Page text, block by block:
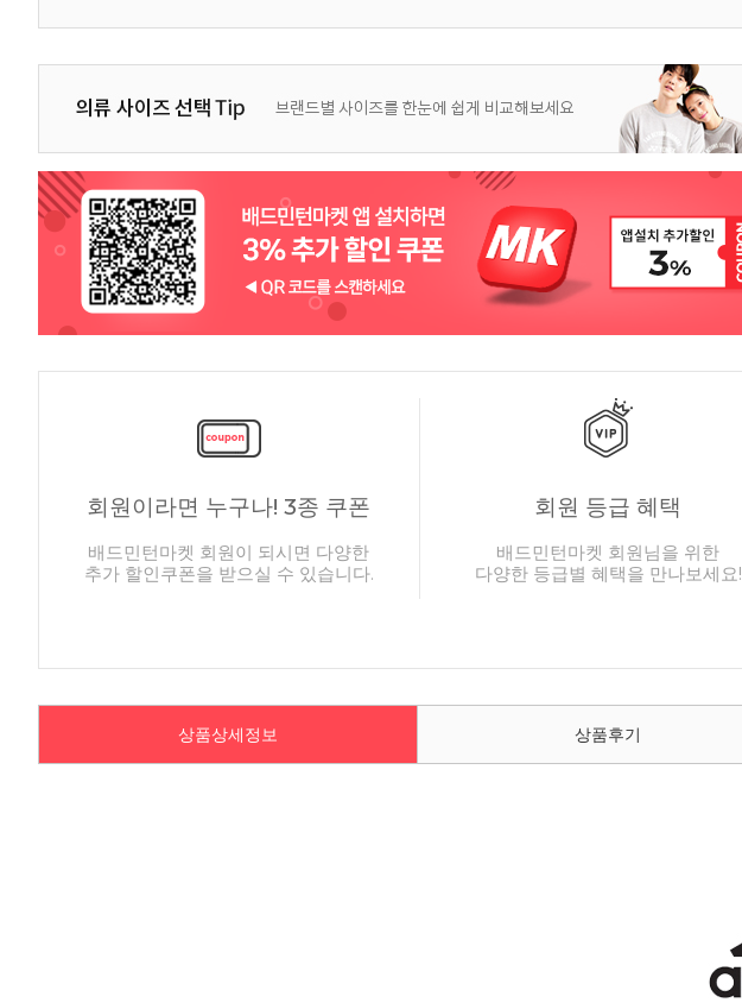
회원이라면 누구나! 3종 쿠폰
배드민턴마켓 회원이 되시면 다양한
추가 할인쿠폰을 받으실 수 있습니다.
회원 등급 혜택
배드민턴마켓 회원님을 위한
다양한 등급별 혜택을 만나보세요!
상품상세정보 상품후기